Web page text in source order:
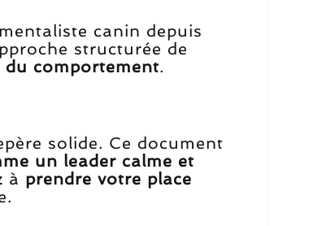
canin depuis
structurée de
du comportement.
solide. Ce document
un leader calme et
à prendre votre place